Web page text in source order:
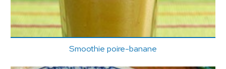
Smoothie poire-banane